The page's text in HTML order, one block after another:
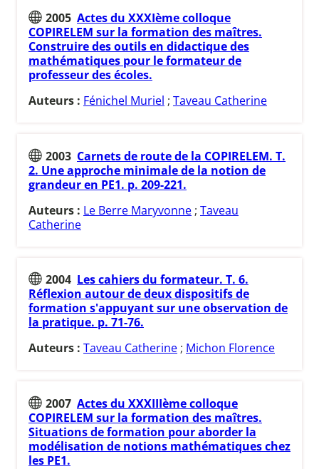
2005 Actes du XXXIème colloque
COPIRELEM sur la formation des maîtres.
Construire des outils en didactique des
mathématiques pour le formateur de
professeur des écoles.
Auteurs : Fénichel Muriel ; Taveau Catherine
2003 Carnets de route de la COPIRELEM. T.
2. Une approche minimale de la notion de
grandeur en PE1. p. 209-221.
Auteurs : Le Berre Maryvonne ; Taveau
Catherine
2004 Les cahiers du formateur. T. 6.
Réflexion autour de deux dispositifs de
formation s'appuyant sur une observation de
la pratique. p. 71-76.
Auteurs : Taveau Catherine ; Michon Florence
2007 Actes du XXXIIIème colloque
COPIRELEM sur la formation des maîtres.
Situations de formation pour aborder la
modélisation de notions mathématiques chez
les PE1.